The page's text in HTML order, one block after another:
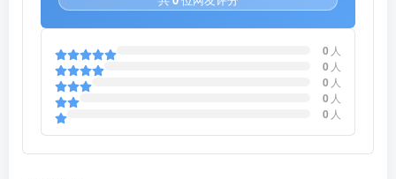
0 人
0 人
0 人
0 人
0 人